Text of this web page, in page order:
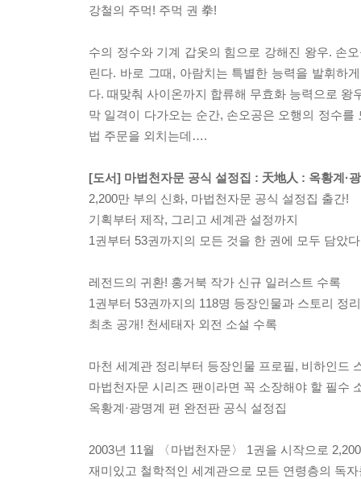
강철의 주먹! 주먹 권 拳!
수의 정수와 기계 갑옷의 힘으로 강해진 왕우. 손
린다. 바로 그때, 아람치는 특별한 능력을 발휘하
다. 때맞춰 사이온까지 합류해 무효화 능력으로
막 일격이 다가오는 순간, 손오공은 오행의 정수
법 주문을 외치는데….
[도서] 마법천자문 공식 설정집 : 天地人 : 옥황계·
2,200만 부의 신화, 마법천자문 공식 설정집 출간!
기획부터 제작, 그리고 세계관 설정까지
1권부터 53권까지의 모든 것을 한 권에 모두 담았
레전드의 귀환! 홍거북 작가 신규 일러스트 수록
1권부터 53권까지의 118명 등장인물과 스토리 정리
최초 공개! 천세태자 외전 소설 수록
마천 세계관 정리부터 등장인물 프로필, 비하인드
마법천자문 시리즈 팬이라면 꼭 소장해야 할 필수
옥황계·광명계 편 완전판 공식 설정집
2003년 11월 〈마법천자문〉 1권을 시작으로
재미있고 철학적인 세계관으로 모든 연령층의 독